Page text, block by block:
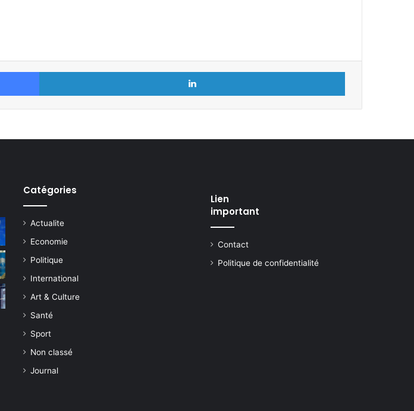
Facebook Linkedin
Catégories
Actualite
Economie
Politique
International
Art & Culture
Santé
Sport
Non classé
Journal
Lien
important
Contact
Politique de confidentialité